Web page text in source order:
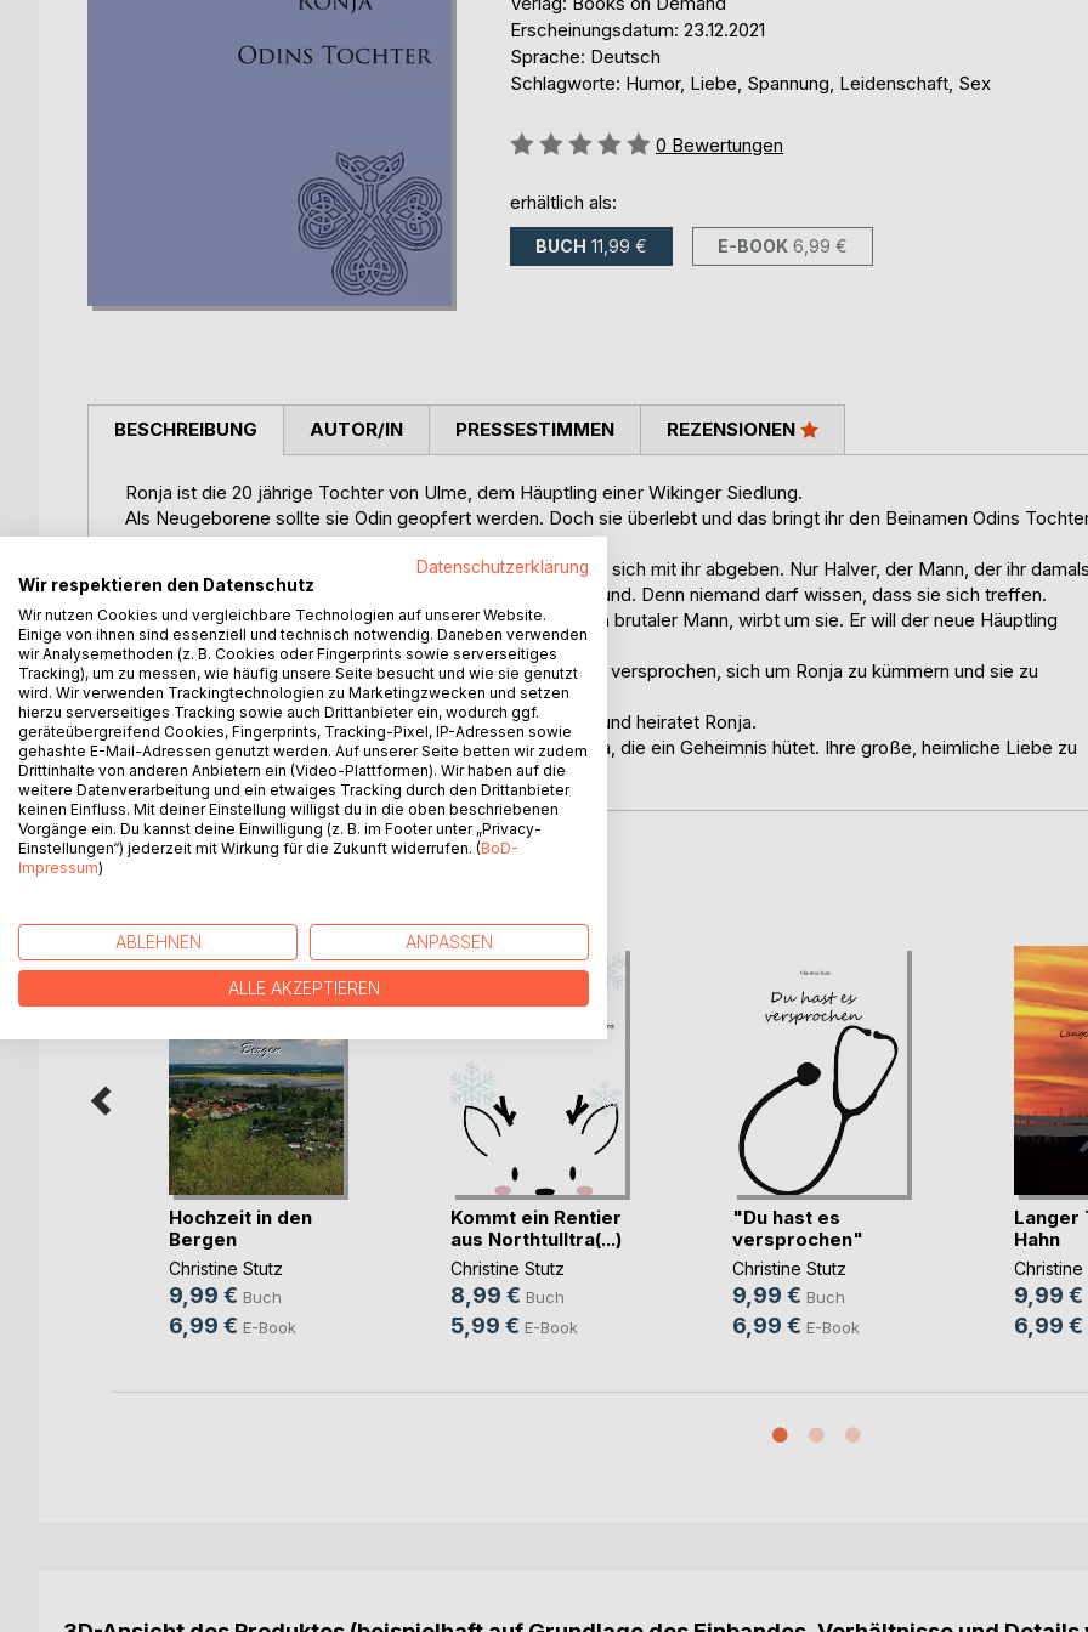
Erscheinungsdatum: 23.12.2021
Sprache: Deutsch
Schlagworte: Humor, Liebe, Spannung, Leidenschaft, Sex
Bewertung::
0 Bewertungen
erhältlich als:
BUCH 11,99 € E-BOOK 6,99 €
BESCHREIBUNG
Ronja ist die 20 jährige Tochter von Ulme, dem Häuptling einer Wikinger Siedlung.
Als Neugeborene sollte sie Odin geopfert werden. Doch sie überlebt und das bringt ihr den Beinamen Odins
ein.
Die Menschen in der Siedlung meiden Ronja. Niemand will sich mit ihr abgeben. Nur Halver, der Mann, der ihr
das Leben gerettet hat, hält zu ihr. Er ist ihr heimlicher Freund. Denn niemand darf wissen, dass sie sich treffen.
Dann stirbt Ulme und lässt Ronja allein zurück. Gunther, ein brutaler Mann, wirbt um sie. Er will der neue Häuptling
werden.
Mutig stellt sich Halver Gunther in den Weg. Er hatte Ulme versprochen, sich um Ronja zu kümmern und sie zu
beschützen.
Halver gelingt es, Gunther zu besiegen. Er wird Häuptling und heiratet Ronja.
Halver ist nur ihr Freund, mehr empfindet er nicht für Ronja, die ein Geheimnis hütet. Ihre große, heimliche Liebe zu
dem Mann.
AUTOR/IN PRESSESTIMMEN REZENSIONEN
WEITERE TITEL BEI
Hochzeit in den
Bergen
Christine Stutz
9,99 € Buch
6,99 € E-Book
Kommt ein Rentier
aus Northtulltra(...)
Christine Stutz
8,99 € Buch
5,99 € E-Book
"Du hast es
versprochen"
Christine Stutz
9,99 € Buch
6,99 € E-Book
Langer
Hahn
Christine
9,99 €
6,99 €
Datenschutzerklärung
Wir respektieren den Datenschutz
Wir nutzen Cookies und vergleichbare Technologien auf unserer Website.
Einige von ihnen sind essenziell und technisch notwendig. Daneben verwenden
wir Analysemethoden (z. B. Cookies oder Fingerprints sowie serverseitiges
Tracking), um zu messen, wie häufig unsere Seite besucht und wie sie genutzt
wird. Wir verwenden Trackingtechnologien zu Marketingzwecken und setzen
hierzu serverseitiges Tracking sowie auch Drittanbieter ein, wodurch ggf.
geräteübergreifend Cookies, Fingerprints, Tracking-Pixel, IP-Adressen sowie
gehashte E-Mail-Adressen genutzt werden. Auf unserer Seite betten wir zudem
Drittinhalte von anderen Anbietern ein (Video-Plattformen). Wir haben auf die
weitere Datenverarbeitung und ein etwaiges Tracking durch den Drittanbieter
keinen Einfluss. Mit deiner Einstellung willigst du in die oben beschriebenen
Vorgänge ein. Du kannst deine Einwilligung (z. B. im Footer unter „Privacy-
Einstellungen“) jederzeit mit Wirkung für die Zukunft widerrufen. (BoD-
Impressum)
ABLEHNEN ANPASSEN
ALLE AKZEPTIEREN